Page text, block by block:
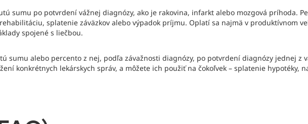
sumu po potvrdení vážnej diagnózy, ako je rakovina, infarkt alebo mozgová príhoda.
splatenie záväzkov alebo výpadok príjmu. Oplatí sa najmä v produktívnom
spojené s liečbou.
sumu alebo percento z nej, podľa závažnosti diagnózy, po potvrdení diagnózy jednej z
konkrétnych lekárskych správ, a môžete ich použiť na čokoľvek – splatenie hypotéky,